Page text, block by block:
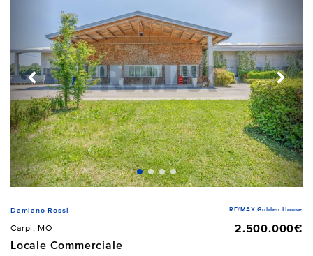
Damiano Rossi RE/MAX Golden House
Carpi, MO
2.500.000€
Locale Commerciale